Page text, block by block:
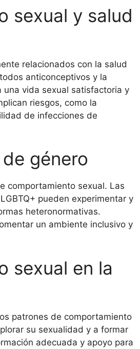
sexual y salud
relacionados con la salud
anticonceptivos y la
vida sexual satisfactoria y
riesgos, como la
de infecciones de
género
comportamiento sexual. Las
pueden experimentar y
heteronormativas.
un ambiente inclusivo y
sexual en la
patrones de comportamiento
su sexualidad y a formar
adecuada y apoyo para